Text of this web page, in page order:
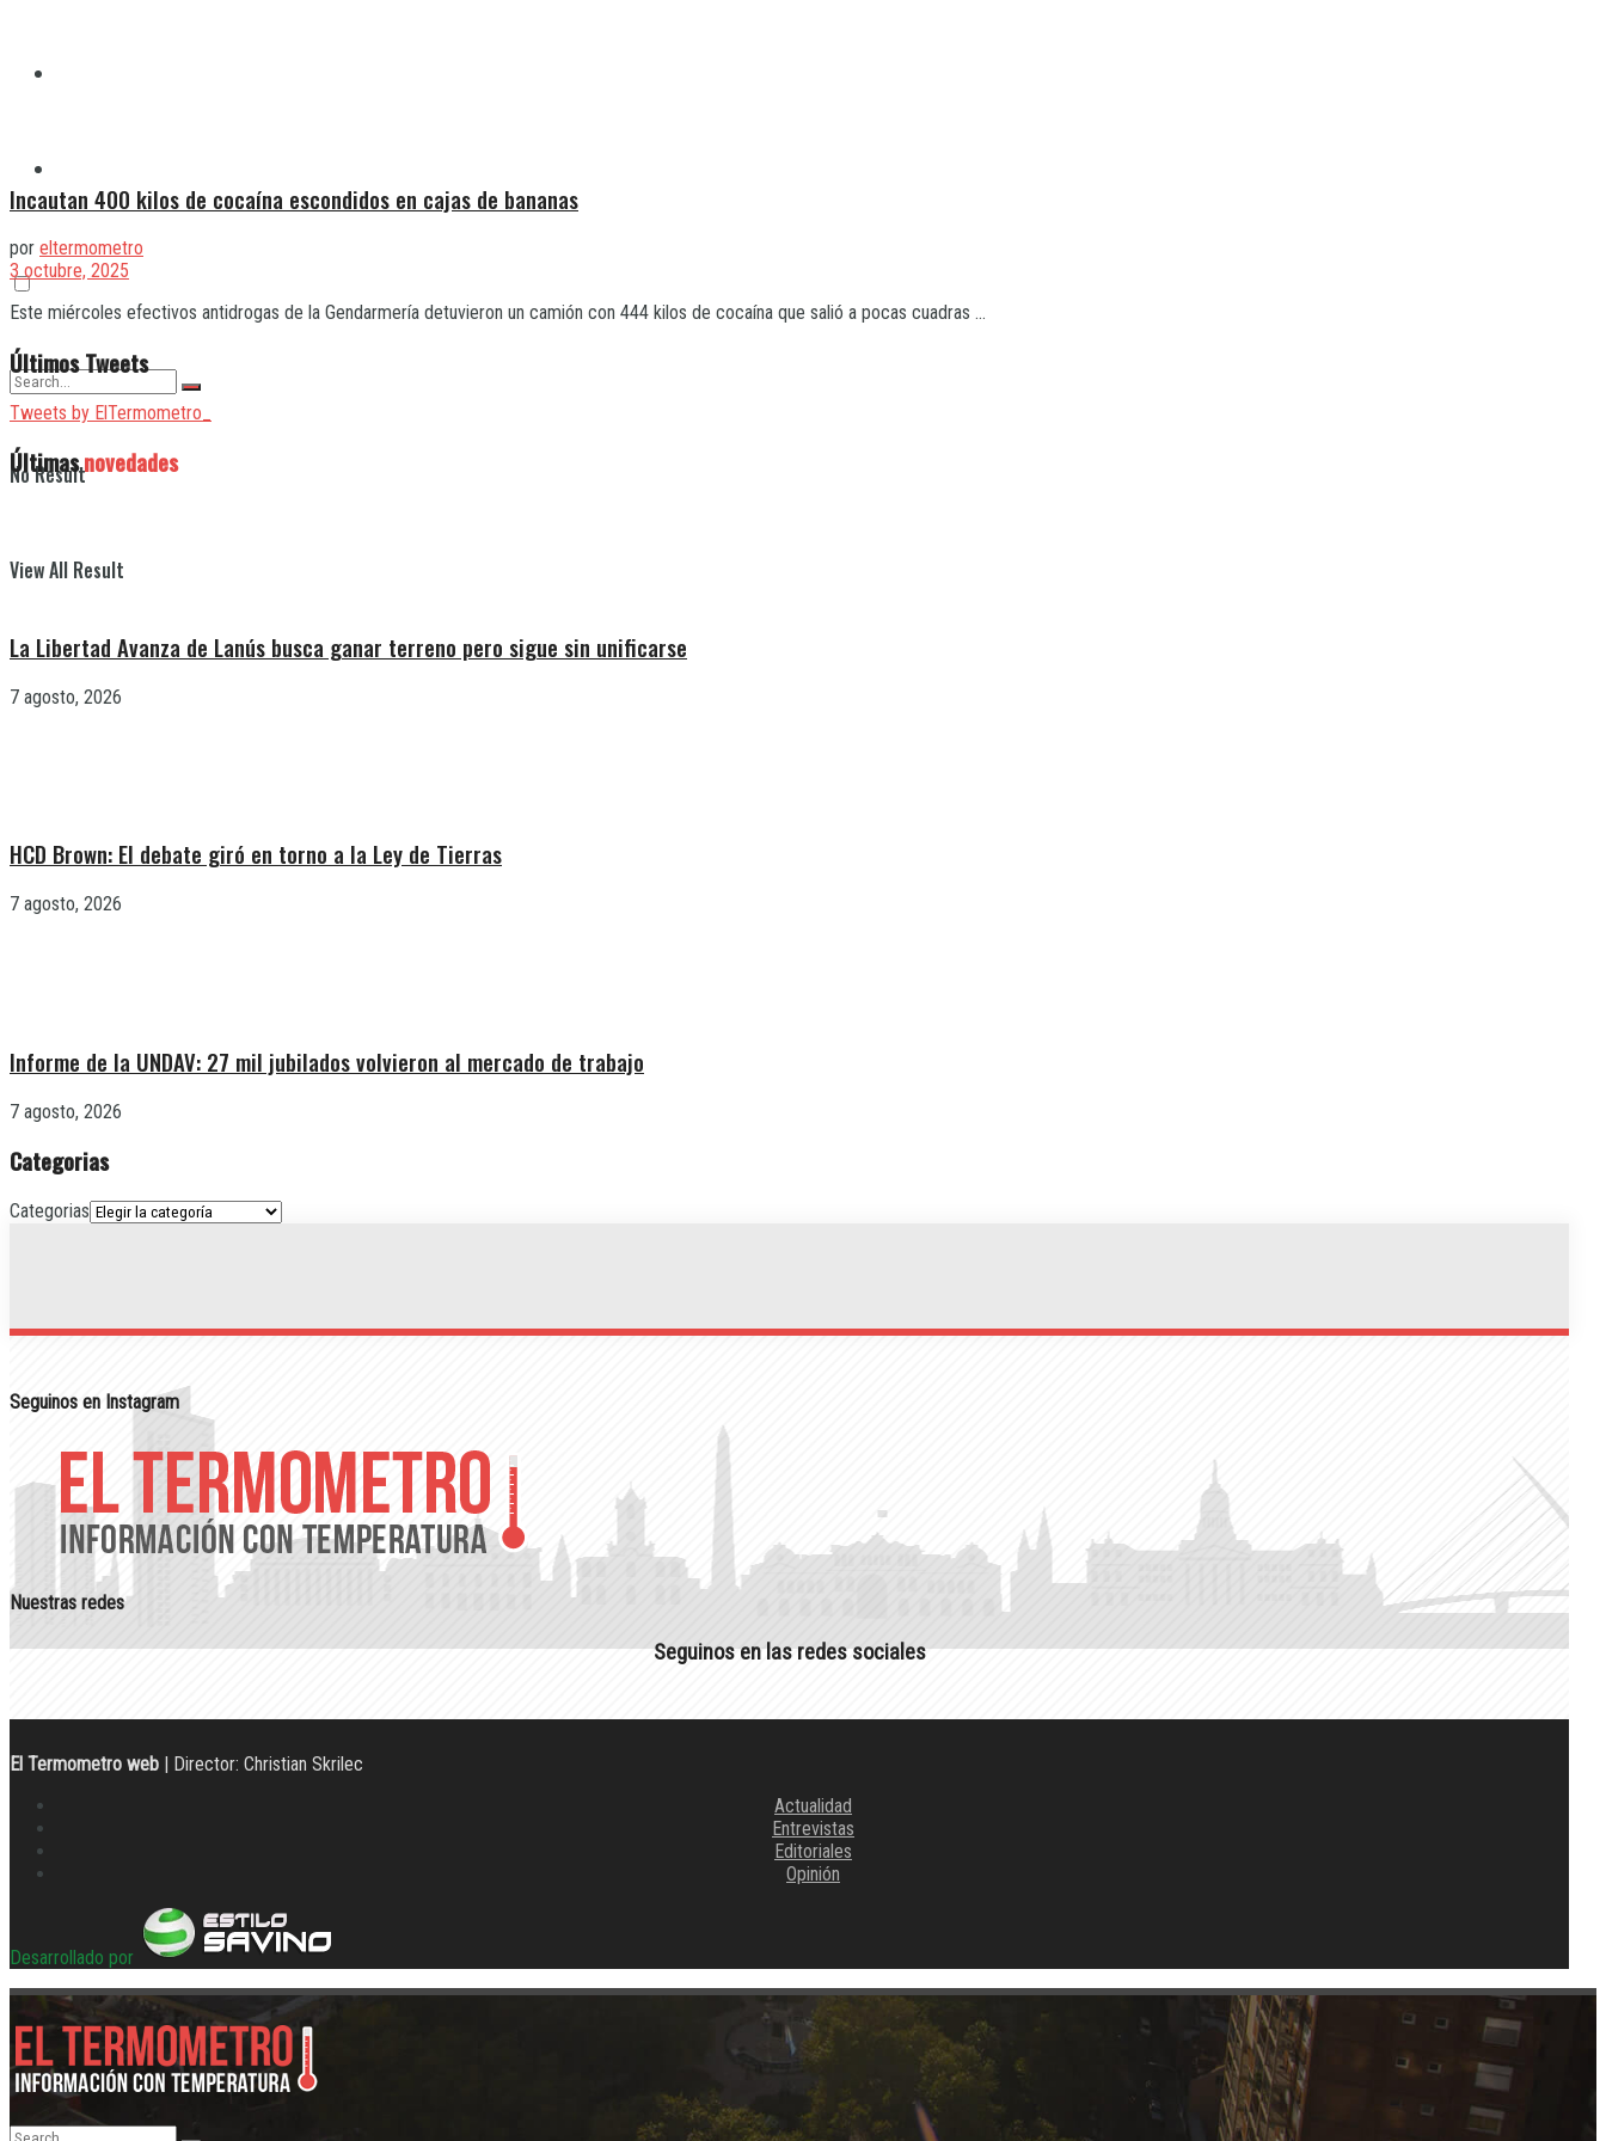
No Result
View All Result
Incautan 400 kilos de cocaína escondidos en cajas de bananas
por eltermometro
3 octubre, 2025
Este miércoles efectivos antidrogas de la Gendarmería detuvieron un camión con 444 kilos de cocaína que salió a pocas cuadras ...
Últimos Tweets
Tweets by ElTermometro_
Últimasnovedades
La Libertad Avanza de Lanús busca ganar terreno pero sigue sin unificarse
7 agosto, 2026
HCD Brown: El debate giró en torno a la Ley de Tierras
7 agosto, 2026
Informe de la UNDAV: 27 mil jubilados volvieron al mercado de trabajo
7 agosto, 2026
Categorias
Categorias
Seguinos en Instagram
Nuestras redes
Seguinos en las redes sociales
El Termometro web | Director: Christian Skrilec
Actualidad
Entrevistas
Editoriales
Opinión
Desarrollado por